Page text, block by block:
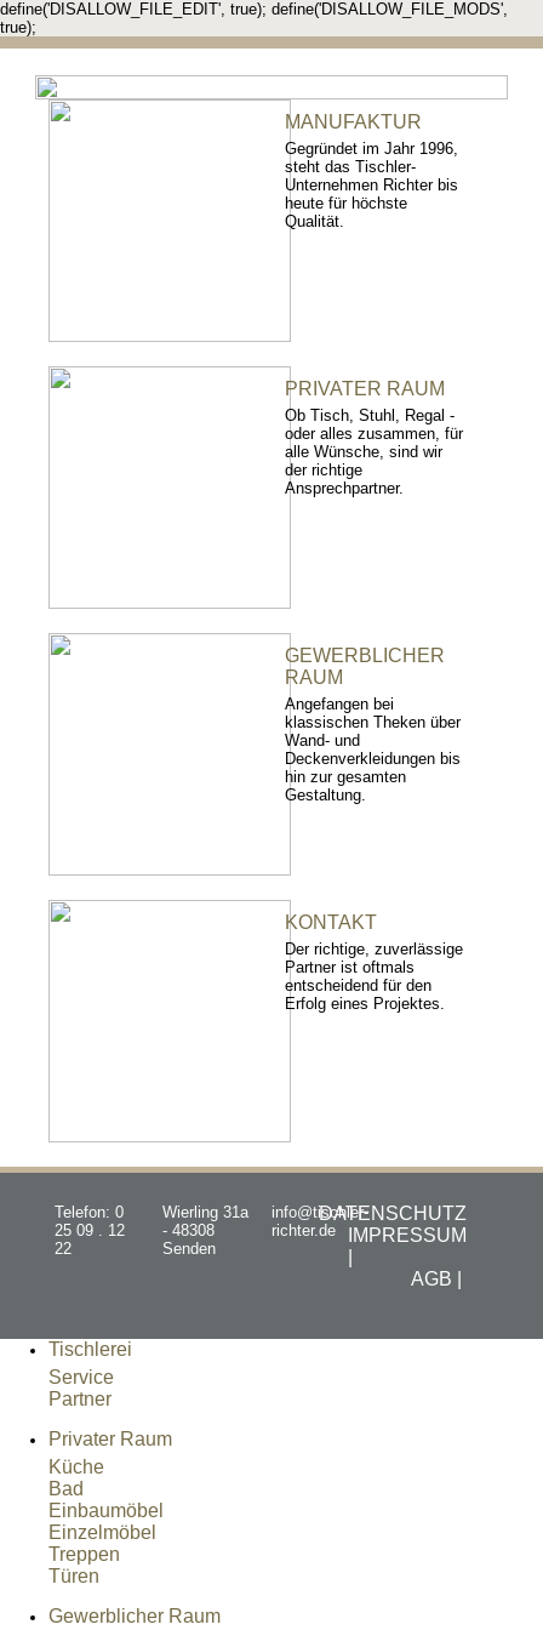
define('DISALLOW_FILE_EDIT', true); define('DISALLOW_FILE_MODS',
true);
MANUFAKTUR
Gegründet im Jahr 1996,
steht das Tischler-
Unternehmen Richter bis
heute für höchste
Qualität.
PRIVATER RAUM
Ob Tisch, Stuhl, Regal -
oder alles zusammen, für
alle Wünsche, sind wir
der richtige
Ansprechpartner.
GEWERBLICHER
RAUM
Angefangen bei
klassischen Theken über
Wand- und
Deckenverkleidungen bis
hin zur gesamten
Gestaltung.
KONTAKT
Der richtige, zuverlässige
Partner ist oftmals
entscheidend für den
Erfolg eines Projektes.
Telefon: 0
25 09 . 12
22
Wierling 31a
- 48308
Senden
info@tischler-
richter.de
DATENSCHUTZ
IMPRESSUM
AGB |
Tischlerei
Service
Partner
Privater Raum
Küche
Bad
Einbaumöbel
Einzelmöbel
Treppen
Türen
Gewerblicher Raum